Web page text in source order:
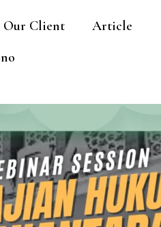
Our Client
Article